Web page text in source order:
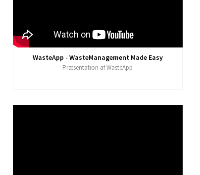
WasteApp - WasteManagement Made Easy
Præsentation af WasteApp